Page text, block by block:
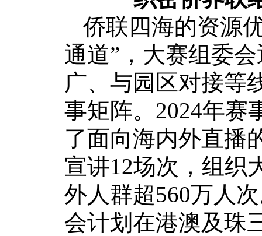
侨联四海的资源
通道”，大赛组委
广、与园区对接等
事矩阵。2024年赛
了面向海内外直播
宣讲12场次，组织
外人群超560万人
会计划在港澳及珠